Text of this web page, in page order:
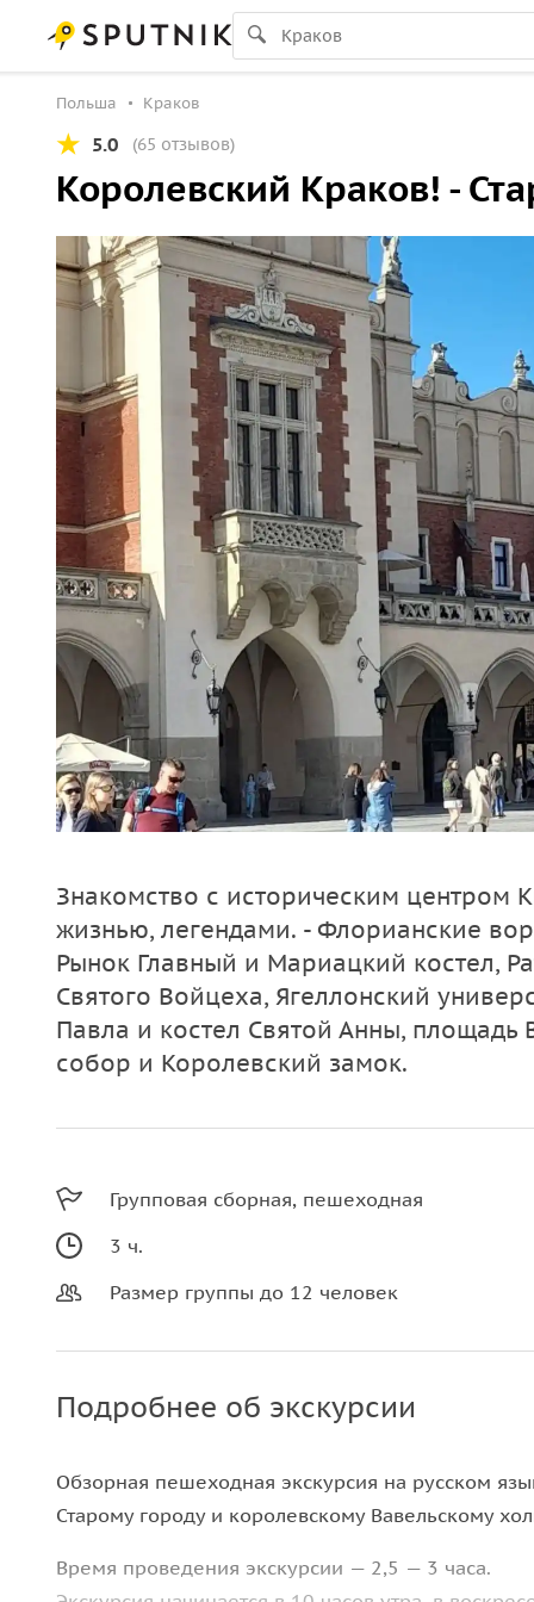
Польша Краков
5.0 (65 отзывов)
Королевский Краков! -
Знакомство с историческим центром
жизнью, легендами. - Флорианские
Рынок Главный и Мариацкий костел,
Святого Войцеха, Ягеллонский
Павла и костел Святой Анны, площадь
собор и Королевский замок.
Групповая сборная, пешеходная
3 ч.
Размер группы до 12 человек
Подробнее об экскурсии
Обзорная пешеходная экскурсия на русском
Старому городу и королевскому Вавельскому
Время проведения экскурсии — 2,5 — 3 часа.